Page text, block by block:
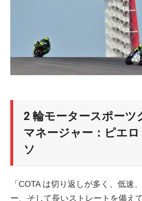
2 輪モータースポーツ
マネージャー：ピエ
ソ
「COTA は切り返しが多く、低速
ー、そして長いストレートを備え